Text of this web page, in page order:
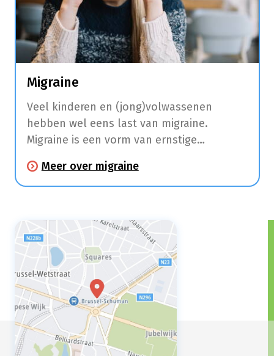
Migraine
Veel kinderen en (jong)volwassenen
hebben wel eens last van migraine.
Migraine is een vorm van ernstige
een halve dag tot 3 dagen kunnen duren.
Enkele uren tot dagen voordat je hoofdpijn
stemmingswisselingen ervaren, bepaalde
voedselvoorkeuren waarnemen, spierpijn
hebben of extra gevoelig zijn voor
bepaalde geuren en geluiden.
Meer over migraine